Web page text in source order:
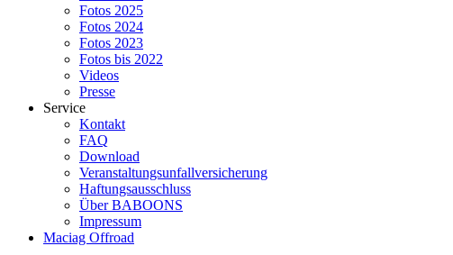
Fotos 2025
Fotos 2024
Fotos 2023
Fotos bis 2022
Videos
Presse
Service
Kontakt
FAQ
Download
Veranstaltungsunfallversicherung
Haftungsausschluss
Über BABOONS
Impressum
Maciag Offroad